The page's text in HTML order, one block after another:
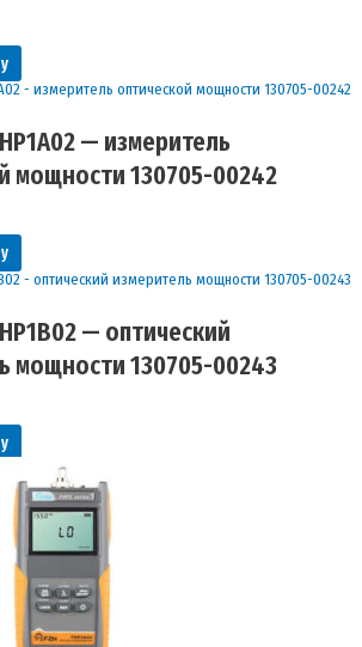
— измеритель
мощности 130705-00242
— оптический
мощности 130705-00243